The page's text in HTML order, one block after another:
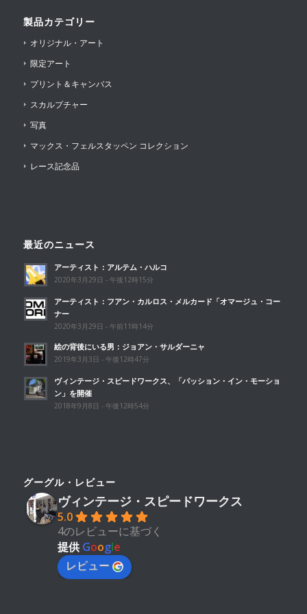
製品カテゴリー
オリジナル・アート
限定アート
プリント＆キャンバス
スカルプチャー
写真
マックス・フェルスタッペン コレクション
レース記念品
最近のニュース
アーティスト：アルテム・ハルコ
2020年3月29日 - 午後12時15分
アーティスト：フアン・カルロス・メルカード「オマージュ・コー
ナー
2020年3月29日 - 午前11時14分
絵の背後にいる男：ジョアン・サルダーニャ
2019年3月3日 - 午後12時47分
ヴィンテージ・スピードワークス、「パッション・イン・モーショ
ン」を開催
2018年9月8日 - 午後12時54分
グーグル・レビュー
ヴィンテージ・スピードワークス
5.0
4のレビューに基づく
提供 Google
レビュー